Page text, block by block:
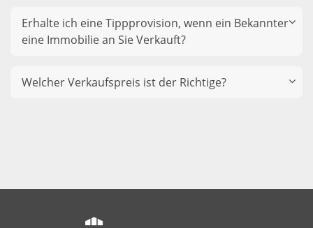
Erhalte ich eine Tippprovision, wenn ein Bekannter
eine Immobilie an Sie Verkauft?
Welcher Verkaufspreis ist der Richtige?